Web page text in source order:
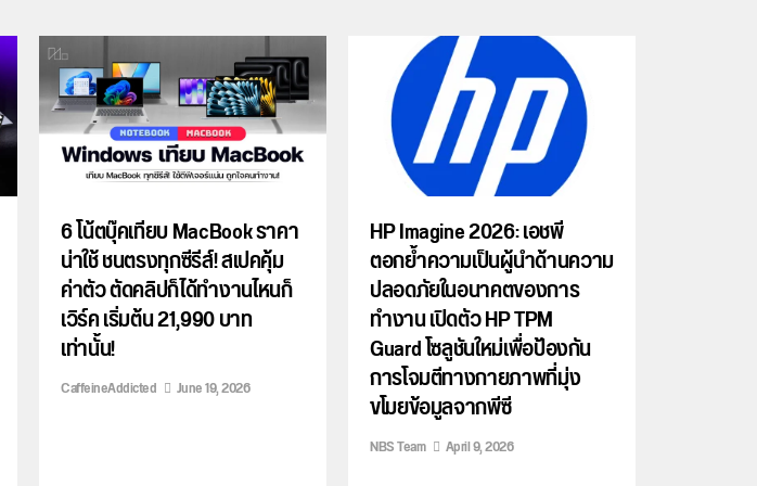
6 โน้ตบุ๊คเทียบ MacBook ราคา
น่าใช้ ชนตรงทุกซีรีส์! สเปคคุ้ม
ค่าตัว ตัดคลิปก็ได้ทำงานไหนก็
เวิร์ค เริ่มต้น 21,990 บาท
เท่านั้น!
CaffeineAddicted June 19, 2026
HP Imagine 2026: เอชพี
ตอกย้ำความเป็นผู้นำด้านความ
ปลอดภัยในอนาคตของการ
ทำงาน เปิดตัว HP TPM
Guard โซลูชันใหม่เพื่อป้องกัน
การโจมตีทางกายภาพที่มุ่ง
ขโมยข้อมูลจากพีซี
NBS Team April 9, 2026